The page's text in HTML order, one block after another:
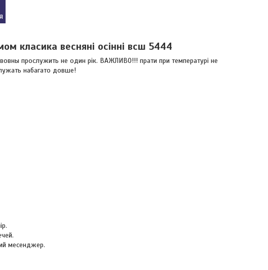
класика весняні осінні всш 5444
прослужить не один рік. ВАЖЛИВО!!! прати при температурі не
набагато довше!
месенджер.